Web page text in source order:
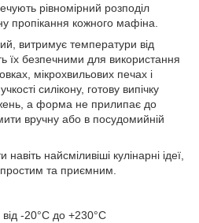
рівномірний розподіл
пропікання кожного мафіна.
витримує температури від
їх безпечними для використання
мікрохвильових печах і
силікону, готову випічку
а форма не прилипає до
вручну або в посудомийній
найсміливіші кулінарні ідеї,
та приємним.
від -20°C до +230°C